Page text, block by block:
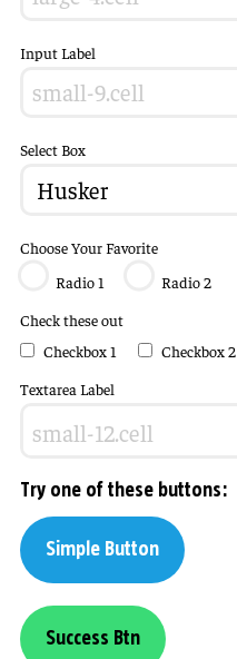
Input Label
Select Box
Choose Your Favorite
Radio 1
Radio 2
Check these out
Checkbox 1
Checkbox 2
Textarea Label
Try one of these buttons:
Simple Button
Success Btn